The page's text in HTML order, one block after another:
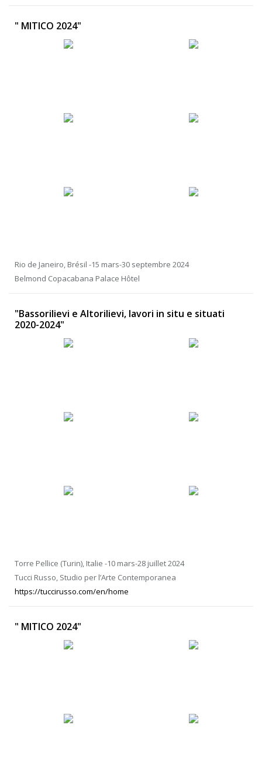
" MITICO 2024"
Rio de Janeiro, Brésil -15 mars-30 septembre 2024
Belmond Copacabana Palace Hôtel
"Bassorilievi e Altorilievi, lavori in situ e situati
2020-2024"
Torre Pellice (Turin), Italie -10 mars-28 juillet 2024
Tucci Russo, Studio per l’Arte Contemporanea
https://tuccirusso.com/en/home
" MITICO 2024"